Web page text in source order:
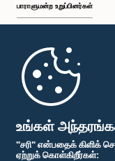
உங்கள்
"சரி" என்பதைக் கிளிக்
ஏற்றுக் கொள்கிறீர்கள்:
பாராளுமன்ற உறுப்பினர்கள்
முதற்பக்கம்
பாராளுமன்ற கையடக்க செயலி